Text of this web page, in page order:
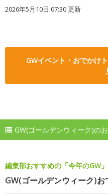
2026年5月10日 07:30 更新
GWイベント・おでかけ
GW(ゴールデンウィーク)の
編集部おすすめの「今年のGW
GW(ゴールデンウィーク)